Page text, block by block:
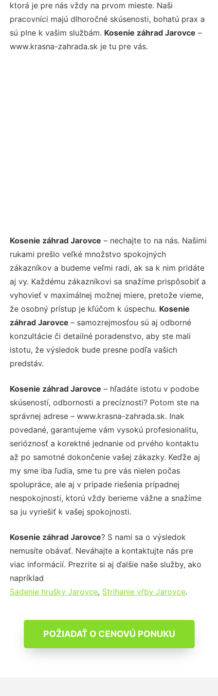
ktorá je pre nás vždy na prvom mieste. Naši
pracovníci majú dlhoročné skúsenosti, bohatú prax a
sú plne k vašim službám. Kosenie záhrad Jarovce –
www.krasna-zahrada.sk je tu pre vás.
Kosenie záhrad Jarovce – nechajte to na nás. Našimi
rukami prešlo veľké množstvo spokojných
zákazníkov a budeme veľmi radi, ak sa k nim pridáte
aj vy. Každému zákazníkovi sa snažíme prispôsobiť a
vyhovieť v maximálnej možnej miere, pretože vieme,
že osobný prístup je kľúčom k úspechu. Kosenie
záhrad Jarovce – samozrejmosťou sú aj odborné
konzultácie či detailné poradenstvo, aby ste mali
istotu, že výsledok bude presne podľa vašich
predstáv.
Kosenie záhrad Jarovce – hľadáte istotu v podobe
skúseností, odbornosti a precíznosti? Potom ste na
správnej adrese – www.krasna-zahrada.sk. Inak
povedané, garantujeme vám vysokú profesionalitu,
serióznosť a korektné jednanie od prvého kontaktu
až po samotné dokončenie vašej zákazky. Keďže aj
my sme iba ľudia, sme tu pre vás nielen počas
spolupráce, ale aj v prípade riešenia prípadnej
nespokojnosti, ktorú vždy berieme vážne a snažíme
sa ju vyriešiť k vašej spokojnosti.
Kosenie záhrad Jarovce? S nami sa o výsledok
nemusíte obávať. Neváhajte a kontaktujte nás pre
viac informácií. Prezrite si aj ďalšie naše služby, ako
napríklad
Sadenie hrušky Jarovce, Strihanie vŕby Jarovce.
POŽIADAŤ O CENOVÚ PONUKU